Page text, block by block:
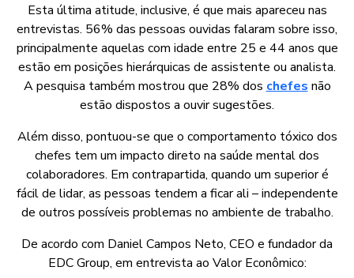
Esta última atitude, inclusive, é que mais apareceu nas
entrevistas. 56% das pessoas ouvidas falaram sobre isso,
principalmente aquelas com idade entre 25 e 44 anos que
estão em posições hierárquicas de assistente ou analista.
A pesquisa também mostrou que 28% dos chefes não
estão dispostos a ouvir sugestões.
Além disso, pontuou-se que o comportamento tóxico dos
chefes tem um impacto direto na saúde mental dos
colaboradores. Em contrapartida, quando um superior é
fácil de lidar, as pessoas tendem a ficar ali – independente
de outros possíveis problemas no ambiente de trabalho.
De acordo com Daniel Campos Neto, CEO e fundador da
EDC Group, em entrevista ao Valor Econômico: